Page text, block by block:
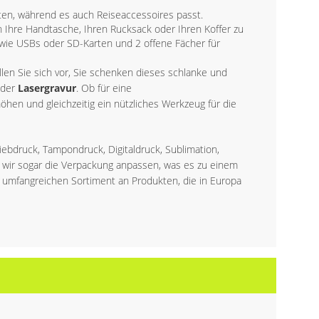
während es auch Reiseaccessoires passt.
Handtasche, Ihren Rucksack oder Ihren Koffer zu
USBs oder SD-Karten und 2 offene Fächer für
Sie sich vor, Sie schenken dieses schlanke und
Lasergravur. Ob für eine
und gleichzeitig ein nützliches Werkzeug für die
Tampondruck, Digitaldruck, Sublimation,
sogar die Verpackung anpassen, was es zu einem
Sortiment an Produkten, die in Europa